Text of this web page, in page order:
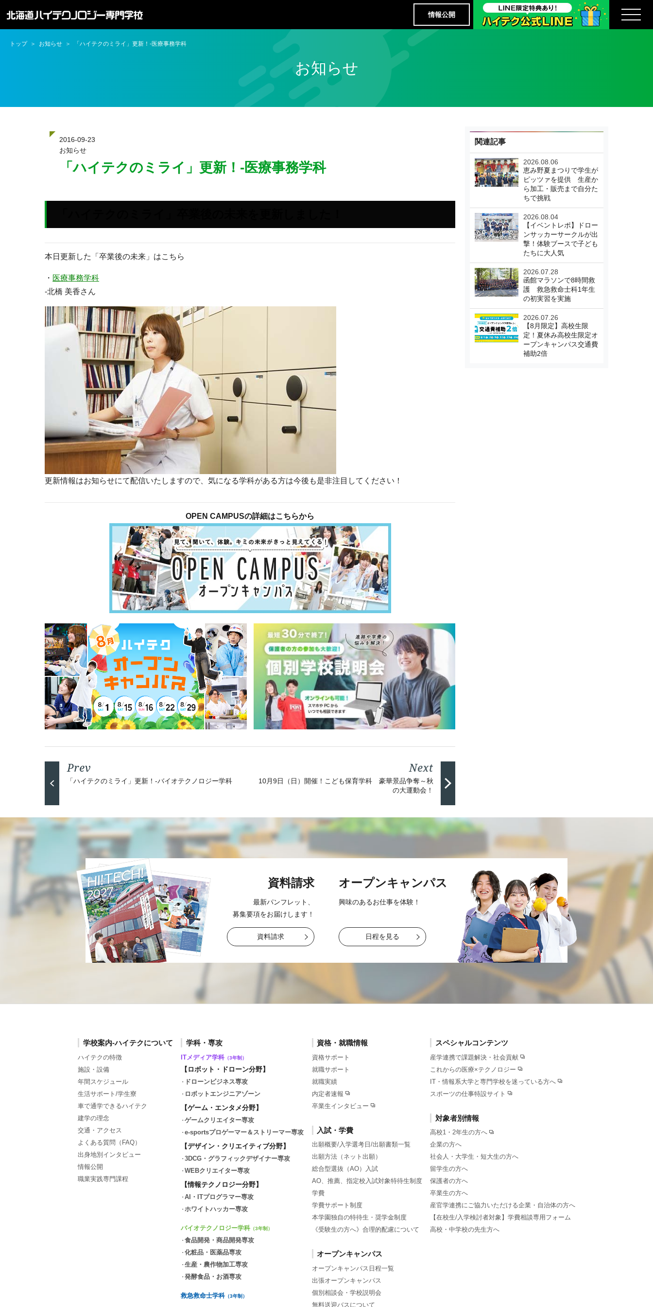
情報公開
お知らせ
トップ お知らせ 「ハイテクのミライ」更新！-医療事務学科
2016-09-23
お知らせ
「ハイテクのミライ」更新！-医療事務学科
本日更新した「卒業後の未来」はこちら
・ 医療事務学科
-北橋 美香さん
更新情報はお知らせにて配信いたしますので、気になる学科がある方は今後も是非注目してください！
OPEN CAMPUSの詳細はこちらから
「ハイテクのミライ」更新！-バイオテクノロジー学科
10月9日（日）開催！こども保育学科 豪華景品争奪～秋
の大運動会！
関連記事
2026.08.06
恵み野夏まつりで学生が
ピッツァを提供 生産か
ら加工・販売まで自分た
ちで挑戦
2026.08.04
【イベントレポ】ドロー
ンサッカーサークルが出
撃！体験ブースで子ども
たちに大人気
2026.07.28
函館マラソンで8時間救
護 救急救命士科1年生
の初実習を実施
2026.07.26
【8月限定】高校生限
定！夏休み高校生限定オ
ープンキャンパス交通費
補助2倍
資料請求
最新パンフレット、
募集要項をお届け します！
資料請求
オープンキャンパス
興味のあるお仕事を体験！
日程を見る
学校案内-ハイテクについて
ハイテクの特徴
施設・設備
年間スケジュール
生活サポート/学生寮
車で通学できるハイテク
建学の理念
交通・アクセス
よくある質問（FAQ）
出身地別インタビュー
情報公開
職業実践専門課程
学科・専攻
ITメディア学科 （3年制）
【ロボット・ドローン分野】
ドローンビジネス専攻
ロボットエンジニアゾーン
【ゲーム・エンタメ分野】
ゲームクリエイター専攻
e-sportsプロゲーマー＆ストリーマー専攻
【デザイン・クリエイティブ分野】
3DCG・グラフィックデザイナー専攻
WEBクリエイター専攻
【情報テクノロジー分野】
AI・ITプログラマー専攻
ホワイトハッカー専攻
バイオテクノロジー学科 （3年制）
食品開発・商品開発専攻
化粧品・医薬品専攻
生産・農作物加工専攻
発酵食品・お酒専攻
救急救命士学科（3年制）
資格・就職情報
資格サポート
就職サポート
就職実績
内定者速報
卒業生インタビュー
入試・学費
出願概要/入学選考日/出願書類一覧
出願方法（ネット出願）
総合型選抜（AO）入試
AO、推薦、指定校入試対象特待生制度
学費
学費サポート制度
本学園独自の特待生・奨学金制度
《受験生の方へ》合理的配慮について
オープンキャンパス
オープンキャンパス日程一覧
出張オープンキャンパス
個別相談会・学校説明会
無料送迎バスについて
スペシャルコンテンツ
産学連携で課題解決・社会貢献
これからの医療×テクノロジー
IT・情報系大学と専門学校を迷っている方へ
スポーツの仕事特設サイト
対象者別情報
高校1・2年生の方へ
企業の方へ
社会人・大学生・短大生の方へ
留学生の方へ
保護者の方へ
卒業生の方へ
産官学連携にご協力いただける企業・自治体の方へ
【在校生/入学検討者対象】学費相談専用フォーム
高校・中学校の先生方へ